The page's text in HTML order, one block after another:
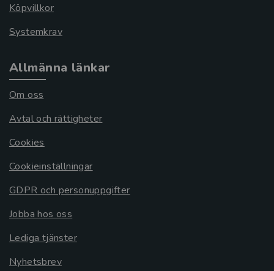
Köpvillkor
Systemkrav
Allmänna länkar
Om oss
Avtal och rättigheter
Cookies
Cookieinställningar
GDPR och personuppgifter
Jobba hos oss
Lediga tjänster
Nyhetsbrev